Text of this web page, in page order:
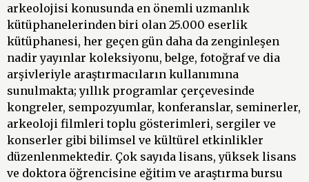
arkeolojisi konusunda en önemli uzmanlık
kütüphanelerinden biri olan 25.000 eserlik
kütüphanesi, her geçen gün daha da zenginleşen
nadir yayınlar koleksiyonu, belge, fotoğraf ve dia
arşivleriyle araştırmacıların kullanımına
sunulmakta; yıllık programlar çerçevesinde
kongreler, sempozyumlar, konferanslar, seminerler,
arkeoloji filmleri toplu gösterimleri, sergiler ve
konserler gibi bilimsel ve kültürel etkinlikler
düzenlenmektedir. Çok sayıda lisans, yüksek lisans
ve doktora öğrencisine eğitim ve araştırma bursu